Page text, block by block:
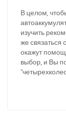
В целом,
изучить
же
окажут
выбор, и Вы